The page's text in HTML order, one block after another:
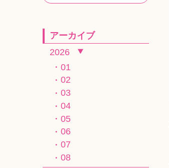
アーカイブ
2026
01
02
03
04
05
06
07
08